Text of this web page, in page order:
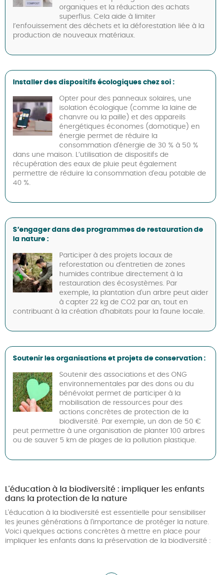
organiques et la réduction des achats
superflus. Cela aide à limiter
l’enfouissement des déchets et la déforestation liée à la
production de nouveaux matériaux.
Installer des dispositifs écologiques chez soi :
Opter pour des panneaux solaires, une
isolation écologique (comme la laine de
chanvre ou la paille) et des appareils
énergétiques économes (domotique) en
énergie permet de réduire la
consommation d'énergie de 30 % à 50 %
dans une maison. L’utilisation de dispositifs de
récupération des eaux de pluie peut également
permettre de réduire la consommation d'eau potable de
40 %.
S’engager dans des programmes de restauration de
la nature :
Participer à des projets locaux de
reforestation ou d'entretien de zones
humides contribue directement à la
restauration des écosystèmes. Par
exemple, la plantation d'un arbre peut aider
à capter 22 kg de CO2 par an, tout en
contribuant à la création d'habitats pour la faune locale.
Soutenir les organisations et projets de conservation :
Soutenir des associations et des ONG
environnementales par des dons ou du
bénévolat permet de participer à la
mobilisation de ressources pour des
actions concrètes de protection de la
biodiversité. Par exemple, un don de 50 €
peut permettre à une organisation de planter 100 arbres
ou de sauver 5 km de plages de la pollution plastique.
L'éducation à la biodiversité : impliquer les enfants
dans la protection de la nature
L'éducation à la biodiversité est essentielle pour sensibiliser
les jeunes générations à l'importance de protéger la nature.
Voici quelques actions concrètes à mettre en place pour
impliquer les enfants dans la préservation de la biodiversité :